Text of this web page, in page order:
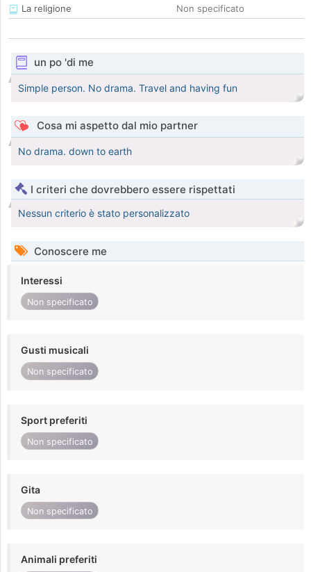
La religione
Non specificato
un po 'di me
Simple person. No drama. Travel and having fun
Cosa mi aspetto dal mio partner
No drama. down to earth
I criteri che dovrebbero essere rispettati
Nessun criterio è stato personalizzato
Conoscere me
Interessi
Non specificato
Gusti musicali
Non specificato
Sport preferiti
Non specificato
Gita
Non specificato
Animali preferiti